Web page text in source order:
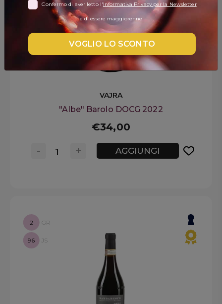
DISPENSA
TUTTO A
VAJRA
"Albe" Barolo DOCG 2022
€34,00
+
- AGGIUNGI
2 GR
96 JS
Confermo di aver letto l'Informativa Privacy per la Newsletter
e di essere maggiorenne
VOGLIO LO SCONTO